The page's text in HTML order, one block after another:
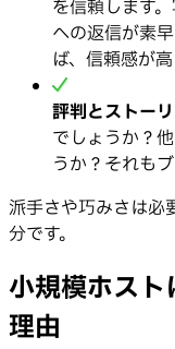
を信頼します。
への返信が素
ば、信頼感が高
評判とストー
でしょうか？
うか？それも
派手さや巧みさは必
分です。
小規模ホス
理由